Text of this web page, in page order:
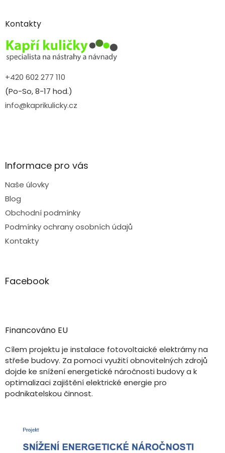
aKontakty
+420 602 277 110
(Po-So, 8-17 hod.)
info@kaprikulicky.cz
Informace pro vás
Naše úlovky
Blog
Obchodní podmínky
Podmínky ochrany osobních údajů
Kontakty
Facebook
Financováno EU
Cílem projektu je instalace fotovoltaické elektrárny na
střeše budovy. Za pomoci využití obnovitelných zdrojů
dojde ke snížení energetické náročnosti budovy a k
optimalizaci zajištění elektrické energie pro
podnikatelskou činnost.